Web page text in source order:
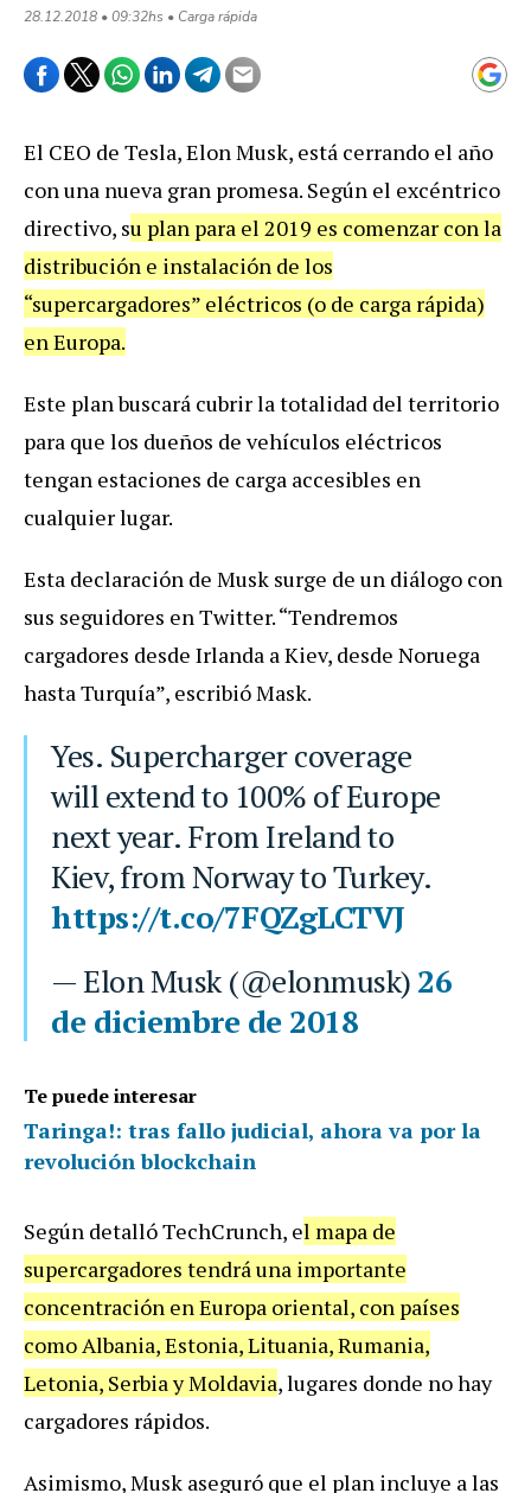
28.12.2018 • 09:32hs • Carga rápida
El CEO de Tesla, Elon Musk, está cerrando el año
con una nueva gran promesa. Según el excéntrico
directivo, su plan para el 2019 es comenzar con la
distribución e instalación de los
“supercargadores” eléctricos (o de carga rápida)
en Europa.
Este plan buscará cubrir la totalidad del territorio
para que los dueños de vehículos eléctricos
tengan estaciones de carga accesibles en
cualquier lugar.
Esta declaración de Musk surge de un diálogo con
sus seguidores en Twitter. “Tendremos
cargadores desde Irlanda a Kiev, desde Noruega
hasta Turquía”, escribió Mask.
Yes. Supercharger coverage
will extend to 100% of Europe
next year. From Ireland to
Kiev, from Norway to Turkey.
https://t.co/7FQZgLCTVJ
— Elon Musk (@elonmusk) 26
de diciembre de 2018
Te puede interesar
Taringa!: tras fallo judicial, ahora va por la
revolución blockchain
Según detalló TechCrunch, el mapa de
supercargadores tendrá una importante
concentración en Europa oriental, con países
como Albania, Estonia, Lituania, Rumania,
Letonia, Serbia y Moldavia, lugares donde no hay
cargadores rápidos.
Asimismo, Musk aseguró que el plan incluye a las